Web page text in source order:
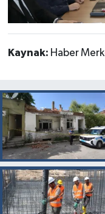
Kaynak: Haber
Yaşam